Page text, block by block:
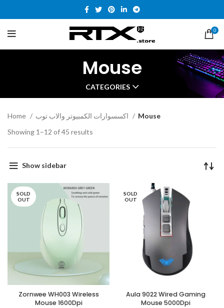
0
Mouse
CATEGORIES
Home
Mouse
Showing 1–12 of 45 results
Show sidebar
SOLD
OUT
Zornwee WH003 Wireless
Mouse 1600Dpi
SOLD
OUT
Aula 9022 Wired Gaming
Mouse 5000Dpi